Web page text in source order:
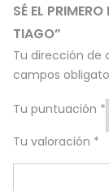
SÉ EL
TIAGO”
Tu dirección de
campos
Tu puntuación *
Tu valoración *